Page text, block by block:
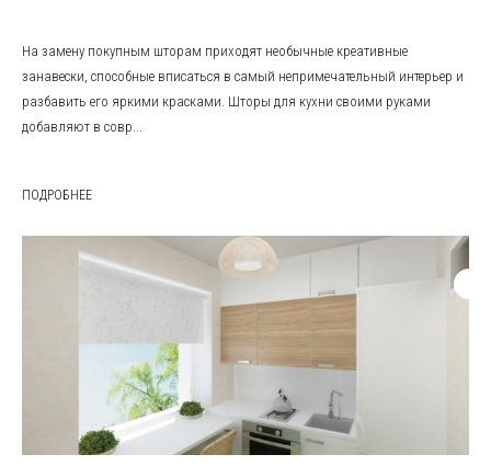
На замену покупным шторам приходят необычные креативные
занавески, способные вписаться в самый непримечательный интерьер и
разбавить его яркими красками. Шторы для кухни своими руками
добавляют в совр...
ПОДРОБНЕЕ